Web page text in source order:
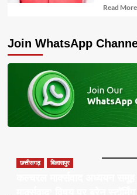
Read More
Join WhatsApp
छत्तीसगढ़ बिलासपुर